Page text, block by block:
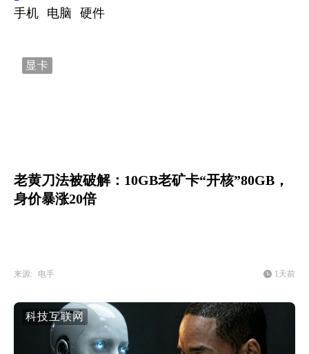
手机
电脑 硬件
显卡
老黄刀法被破解：10GB老矿卡“开核”80GB，
身价暴涨20倍
来源: 电手 1天前
科技互联网